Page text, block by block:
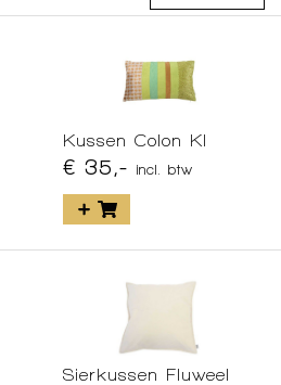
Kussen Colon KI
€ 35,- incl. btw
Sierkussen Fluweel